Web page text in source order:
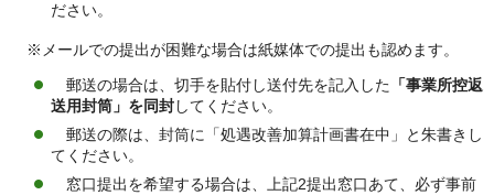
ださい。
※メールでの提出が困難な場合は紙媒体での提出も認めます。
郵送の場合は、切手を貼付し送付先を記入した 「事業所控返
送用封筒」を同封してください。
郵送の際は、封筒に「処遇改善加算計画書在中」と朱書きし
てください。
窓口提出を希望する場合は、上記2提出窓口あて、必ず事前